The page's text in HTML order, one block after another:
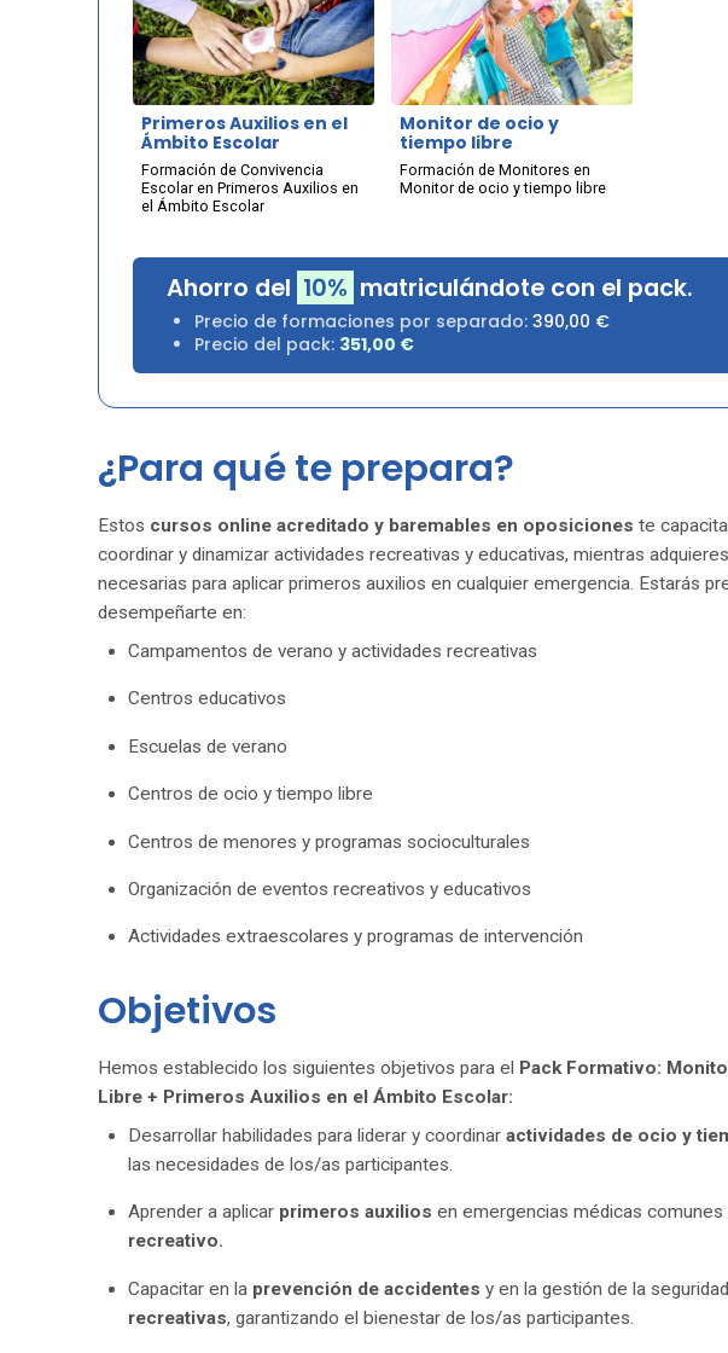
Primeros Auxilios en el
Ámbito Escolar
Formación de Convivencia
Escolar en Primeros Auxilios en
el Ámbito Escolar
Monitor de ocio y
tiempo libre
Formación de Monitores en
Monitor de ocio y tiempo libre
Ahorro del 10% matriculándote con el pack.
Precio de formaciones por separado: 390,00 €
Precio del pack: 351,00 €
¿Para qué te prepara?
Estos cursos online acreditado y baremables en oposiciones te
coordinar y dinamizar actividades recreativas y educativas, mientras
necesarias para aplicar primeros auxilios en cualquier emergencia. Estarás
desempeñarte en:
Campamentos de verano y actividades recreativas
Centros educativos
Escuelas de verano
Centros de ocio y tiempo libre
Centros de menores y programas socioculturales
Organización de eventos recreativos y educativos
Actividades extraescolares y programas de intervención
Objetivos
Hemos establecido los siguientes objetivos para el
Pack Formativo:
Libre + Primeros Auxilios en el Ámbito Escolar:
Desarrollar habilidades para liderar y coordinaractividades de ocio y
las necesidades de los/as participantes.
Aprender a aplicar primeros auxilios en emergencias médicas
recreativo.
Capacitar en la prevención de accidentes y en la gestión de la
recreativas, garantizando el bienestar de los/as participantes.
¿Necesitas más